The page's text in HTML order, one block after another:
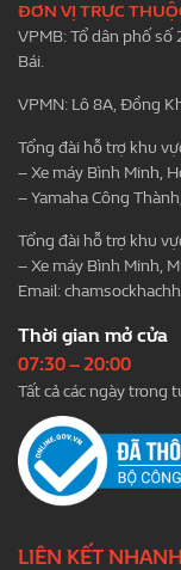
ĐƠN VỊ TRỰC
VPMB: Tổ dân phố số
Bái.
VPMN: Lô 8A, Đồng
Tổng đài hỗ trợ khu
– Xe máy Bình Minh,
– Yamaha Công
Tổng đài hỗ trợ khu
– Xe máy Bình Minh,
Email:
Thời gian mở cửa
07:30 – 20:00
Tất cả các ngày trong
LIÊN KẾT NHANH